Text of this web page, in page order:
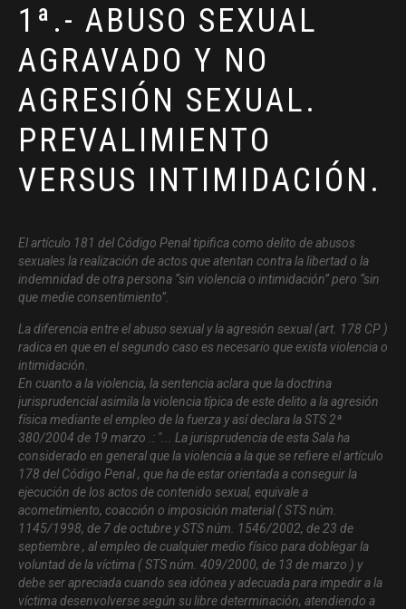
1ª.- ABUSO SEXUAL
AGRAVADO Y NO
AGRESIÓN SEXUAL.
PREVALIMIENTO
VERSUS INTIMIDACIÓN.
El artículo 181 del Código Penal tipifica como delito de abusos
sexuales la realización de actos que atentan contra la libertad o la
indemnidad de otra persona “sin violencia o intimidación” pero “sin
que medie consentimiento”.
La diferencia entre el abuso sexual y la agresión sexual (art. 178 CP )
radica en que en el segundo caso es necesario que exista violencia o
intimidación.
En cuanto a la violencia, la sentencia aclara que la doctrina
jurisprudencial asimila la violencia típica de este delito a la agresión
física mediante el empleo de la fuerza y así declara la STS 2ª
380/2004 de 19 marzo .: "... La jurisprudencia de esta Sala ha
considerado en general que la violencia a la que se refiere el artículo
178 del Código Penal , que ha de estar orientada a conseguir la
ejecución de los actos de contenido sexual, equivale a
acometimiento, coacción o imposición material ( STS núm.
1145/1998, de 7 de octubre y STS núm. 1546/2002, de 23 de
septiembre , al empleo de cualquier medio físico para doblegar la
voluntad de la víctima ( STS núm. 409/2000, de 13 de marzo ) y
debe ser apreciada cuando sea idónea y adecuada para impedir a la
víctima desenvolverse según su libre determinación, atendiendo a